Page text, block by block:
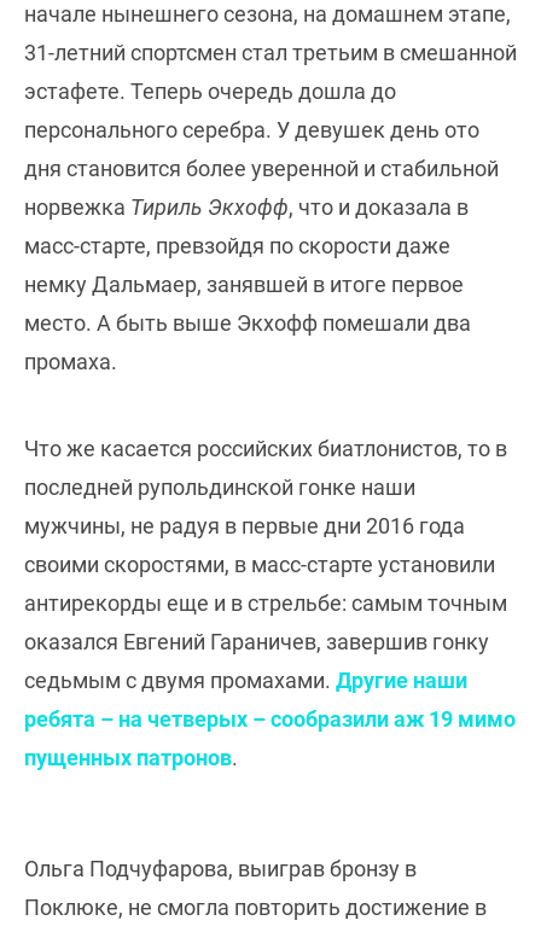
начале нынешнего сезона, на домашнем этапе,
31-летний спортсмен стал третьим в смешанной
эстафете. Теперь очередь дошла до
персонального серебра. У девушек день ото
дня становится более уверенной и стабильной
норвежка Тириль Экхофф, что и доказала в
масс-старте, превзойдя по скорости даже
немку Дальмаер, занявшей в итоге первое
место. А быть выше Экхофф помешали два
промаха.
Что же касается российских биатлонистов, то в
последней рупольдинской гонке наши
мужчины, не радуя в первые дни 2016 года
своими скоростями, в масс-старте установили
антирекорды еще и в стрельбе: самым точным
оказался Евгений Гараничев, завершив гонку
седьмым с двумя промахами. Другие наши
ребята – на четверых – сообразили аж 19 мимо
пущенных патронов.
Ольга Подчуфарова, выиграв бронзу в
Поклюке, не смогла повторить достижение в